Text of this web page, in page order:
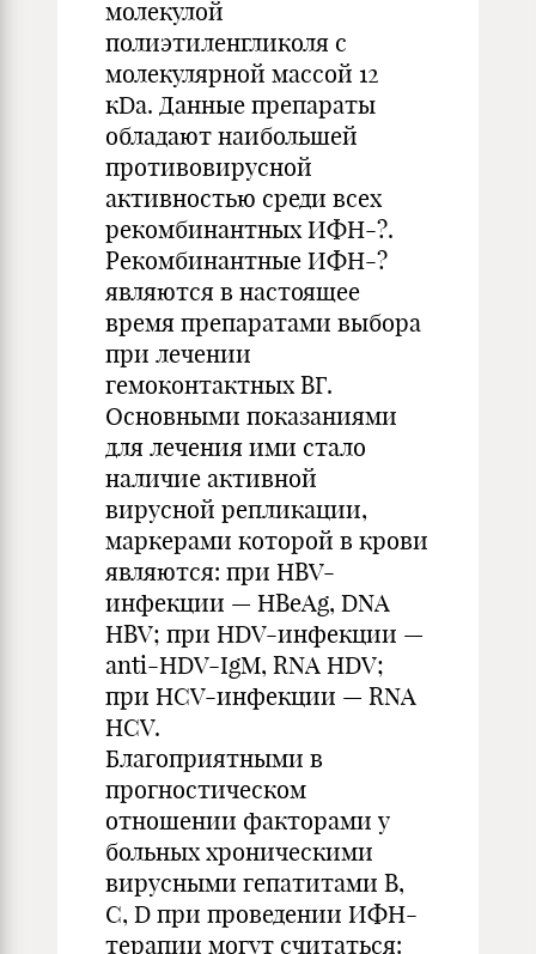
молекулой
полиэтиленгликоля с
молекулярной массой 12
кDa. Данные препараты
обладают наибольшей
противовирусной
активностью среди всех
рекомбинантных ИФН-?.
Рекомбинантные ИФН-?
являются в настоящее
время препаратами выбора
при лечении
гемоконтактных ВГ.
Основными показаниями
для лечения ими стало
наличие активной
вирусной репликации,
маркерами которой в крови
являются: при HBV-
инфекции — HBeAg, DNA
HBV; при HDV-инфекции —
anti-HDV-IgM, RNA HDV;
при HCV-инфекции — RNA
HCV.
Благоприятными в
прогностическом
отношении факторами у
больных хроническими
вирусными гепатитами B,
C, D при проведении ИФН-
терапии могут считаться: